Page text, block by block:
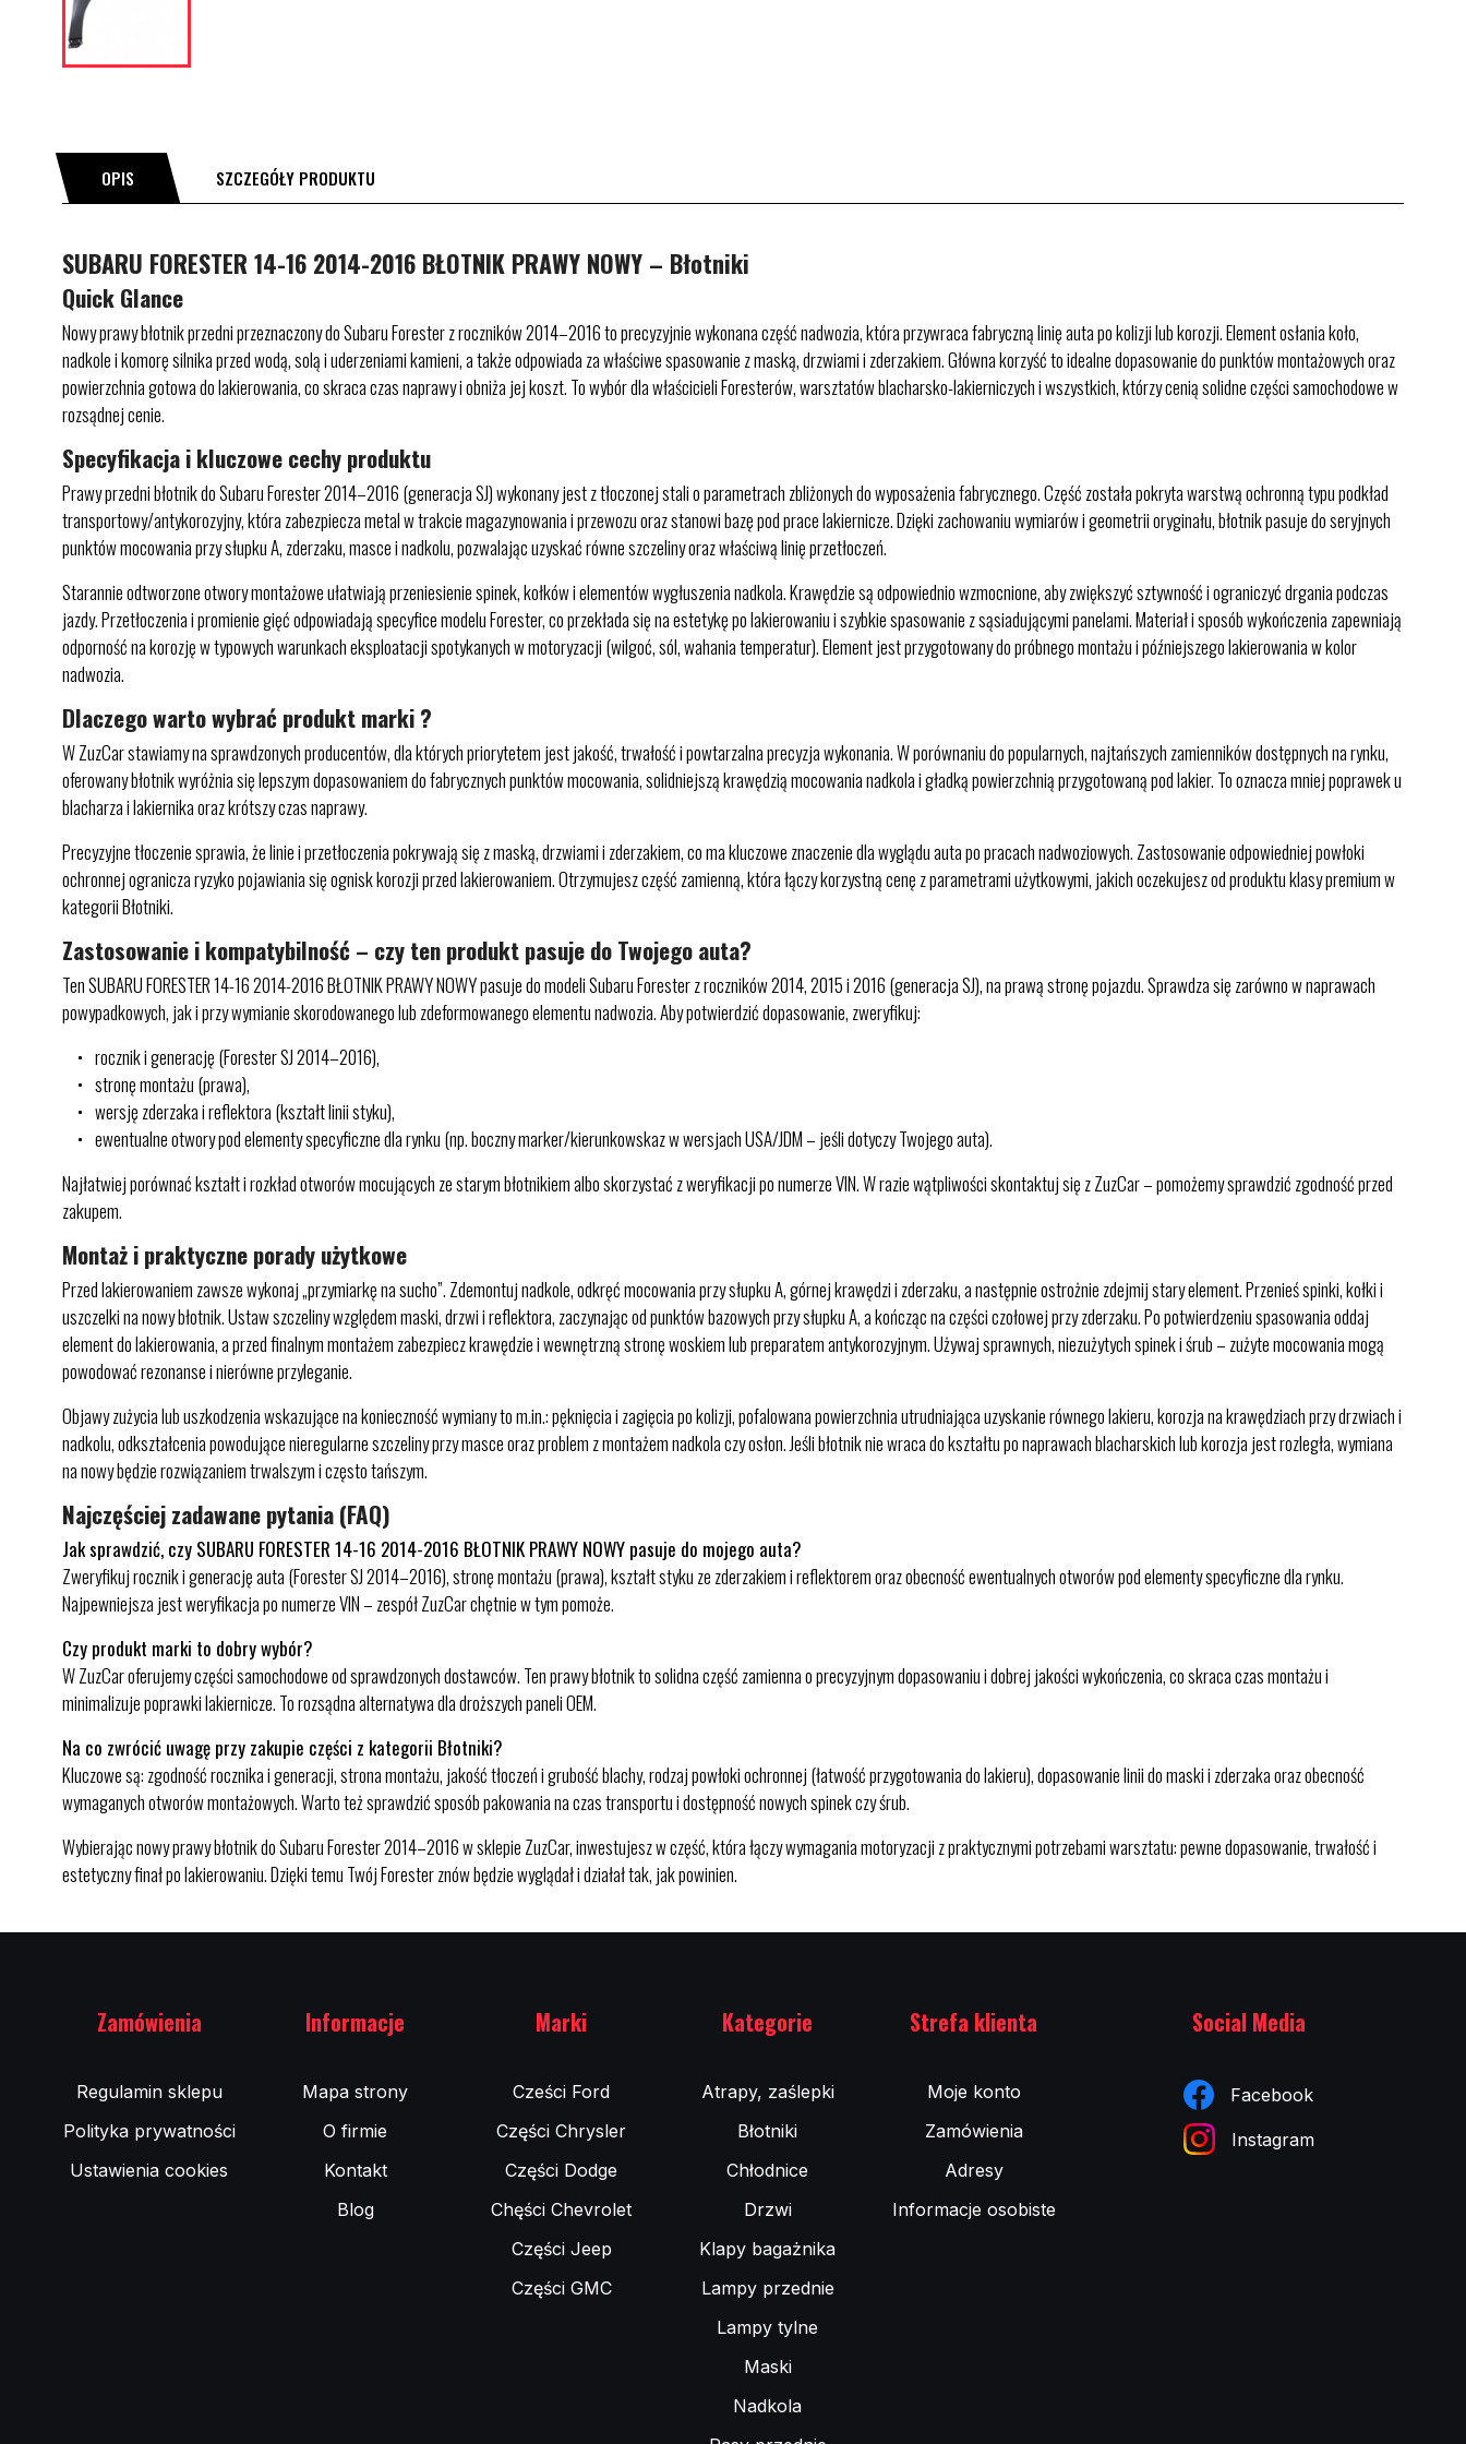
OPIS SZCZEGÓŁY PRODUKTU
SUBARU FORESTER 14-16 2014-2016 BŁOTNIK PRAWY NOWY – Błotniki
Quick Glance
Nowy prawy błotnik przedni przeznaczony do Subaru Forester z roczników 2014–2016 to precyzyjnie wykonana część nadwozia, która przywraca fabryczną linię auta po kolizji lub korozji. Element osłania koło,
nadkole i komorę silnika przed wodą, solą i uderzeniami kamieni, a także odpowiada za właściwe spasowanie z maską, drzwiami i zderzakiem. Główna korzyść to idealne dopasowanie do punktów montażowych oraz
powierzchnia gotowa do lakierowania, co skraca czas naprawy i obniża jej koszt. To wybór dla właścicieli Foresterów, warsztatów blacharsko-lakierniczych i wszystkich, którzy cenią solidne części samochodowe w
rozsądnej cenie.
Specyfikacja i kluczowe cechy produktu
Prawy przedni błotnik do Subaru Forester 2014–2016 (generacja SJ) wykonany jest z tłoczonej stali o parametrach zbliżonych do wyposażenia fabrycznego. Część została pokryta warstwą ochronną typu podkład
transportowy/antykorozyjny, która zabezpiecza metal w trakcie magazynowania i przewozu oraz stanowi bazę pod prace lakiernicze. Dzięki zachowaniu wymiarów i geometrii oryginału, błotnik pasuje do seryjnych
punktów mocowania przy słupku A, zderzaku, masce i nadkolu, pozwalając uzyskać równe szczeliny oraz właściwą linię przetłoczeń.
Starannie odtworzone otwory montażowe ułatwiają przeniesienie spinek, kołków i elementów wygłuszenia nadkola. Krawędzie są odpowiednio wzmocnione, aby zwiększyć sztywność i ograniczyć drgania podczas
jazdy. Przetłoczenia i promienie gięć odpowiadają specyfice modelu Forester, co przekłada się na estetykę po lakierowaniu i szybkie spasowanie z sąsiadującymi panelami. Materiał i sposób wykończenia zapewniają
odporność na korozję w typowych warunkach eksploatacji spotykanych w motoryzacji (wilgoć, sól, wahania temperatur). Element jest przygotowany do próbnego montażu i późniejszego lakierowania w kolor
nadwozia.
Dlaczego warto wybrać produkt marki ?
W ZuzCar stawiamy na sprawdzonych producentów, dla których priorytetem jest jakość, trwałość i powtarzalna precyzja wykonania. W porównaniu do popularnych, najtańszych zamienników dostępnych na rynku,
oferowany błotnik wyróżnia się lepszym dopasowaniem do fabrycznych punktów mocowania, solidniejszą krawędzią mocowania nadkola i gładką powierzchnią przygotowaną pod lakier. To oznacza mniej poprawek u
blacharza i lakiernika oraz krótszy czas naprawy.
Precyzyjne tłoczenie sprawia, że linie i przetłoczenia pokrywają się z maską, drzwiami i zderzakiem, co ma kluczowe znaczenie dla wyglądu auta po pracach nadwoziowych. Zastosowanie odpowiedniej powłoki
ochronnej ogranicza ryzyko pojawiania się ognisk korozji przed lakierowaniem. Otrzymujesz część zamienną, która łączy korzystną cenę z parametrami użytkowymi, jakich oczekujesz od produktu klasy premium w
kategorii Błotniki.
Zastosowanie i kompatybilność – czy ten produkt pasuje do Twojego auta?
Ten SUBARU FORESTER 14-16 2014-2016 BŁOTNIK PRAWY NOWY pasuje do modeli Subaru Forester z roczników 2014, 2015 i 2016 (generacja SJ), na prawą stronę pojazdu. Sprawdza się zarówno w naprawach
powypadkowych, jak i przy wymianie skorodowanego lub zdeformowanego elementu nadwozia. Aby potwierdzić dopasowanie, zweryfikuj:
rocznik i generację (Forester SJ 2014–2016),
stronę montażu (prawa),
wersję zderzaka i reflektora (kształt linii styku),
ewentualne otwory pod elementy specyficzne dla rynku (np. boczny marker/kierunkowskaz w wersjach USA/JDM – jeśli dotyczy Twojego auta).
Najłatwiej porównać kształt i rozkład otworów mocujących ze starym błotnikiem albo skorzystać z weryfikacji po numerze VIN. W razie wątpliwości skontaktuj się z ZuzCar – pomożemy sprawdzić zgodność przed
zakupem.
Montaż i praktyczne porady użytkowe
Przed lakierowaniem zawsze wykonaj „przymiarkę na sucho”. Zdemontuj nadkole, odkręć mocowania przy słupku A, górnej krawędzi i zderzaku, a następnie ostrożnie zdejmij stary element. Przenieś spinki, kołki i
uszczelki na nowy błotnik. Ustaw szczeliny względem maski, drzwi i reflektora, zaczynając od punktów bazowych przy słupku A, a kończąc na części czołowej przy zderzaku. Po potwierdzeniu spasowania oddaj
element do lakierowania, a przed finalnym montażem zabezpiecz krawędzie i wewnętrzną stronę woskiem lub preparatem antykorozyjnym. Używaj sprawnych, niezużytych spinek i śrub – zużyte mocowania mogą
powodować rezonanse i nierówne przyleganie.
Objawy zużycia lub uszkodzenia wskazujące na konieczność wymiany to m.in.: pęknięcia i zagięcia po kolizji, pofalowana powierzchnia utrudniająca uzyskanie równego lakieru, korozja na krawędziach przy drzwiach i
nadkolu, odkształcenia powodujące nieregularne szczeliny przy masce oraz problem z montażem nadkola czy osłon. Jeśli błotnik nie wraca do kształtu po naprawach blacharskich lub korozja jest rozległa, wymiana
na nowy będzie rozwiązaniem trwalszym i często tańszym.
Najczęściej zadawane pytania (FAQ)
Jak sprawdzić, czy SUBARU FORESTER 14-16 2014-2016 BŁOTNIK PRAWY NOWY pasuje do mojego auta?
Zweryfikuj rocznik i generację auta (Forester SJ 2014–2016), stronę montażu (prawa), kształt styku ze zderzakiem i reflektorem oraz obecność ewentualnych otworów pod elementy specyficzne dla rynku.
Najpewniejsza jest weryfikacja po numerze VIN – zespół ZuzCar chętnie w tym pomoże.
Czy produkt marki to dobry wybór?
W ZuzCar oferujemy części samochodowe od sprawdzonych dostawców. Ten prawy błotnik to solidna część zamienna o precyzyjnym dopasowaniu i dobrej jakości wykończenia, co skraca czas montażu i
minimalizuje poprawki lakiernicze. To rozsądna alternatywa dla droższych paneli OEM.
Na co zwrócić uwagę przy zakupie części z kategorii Błotniki?
Kluczowe są: zgodność rocznika i generacji, strona montażu, jakość tłoczeń i grubość blachy, rodzaj powłoki ochronnej (łatwość przygotowania do lakieru), dopasowanie linii do maski i zderzaka oraz obecność
wymaganych otworów montażowych. Warto też sprawdzić sposób pakowania na czas transportu i dostępność nowych spinek czy śrub.
Wybierając nowy prawy błotnik do Subaru Forester 2014–2016 w sklepie ZuzCar, inwestujesz w część, która łączy wymagania motoryzacji z praktycznymi potrzebami warsztatu: pewne dopasowanie, trwałość i
estetyczny finał po lakierowaniu. Dzięki temu Twój Forester znów będzie wyglądał i działał tak, jak powinien.
Zamówienia
Regulamin sklepu
Polityka prywatności
Ustawienia cookies
Informacje
Mapa strony
O firmie
Kontakt
Blog
Marki
Cześci Ford
Części Chrysler
Części Dodge
Chęści Chevrolet
Części Jeep
Części GMC
Kategorie
Atrapy, zaślepki
Błotniki
Chłodnice
Drzwi
Klapy bagażnika
Lampy przednie
Lampy tylne
Maski
Nadkola
Strefa klienta
Moje konto
Zamówienia
Adresy
Informacje osobiste
Social Media
Facebook
Instagram